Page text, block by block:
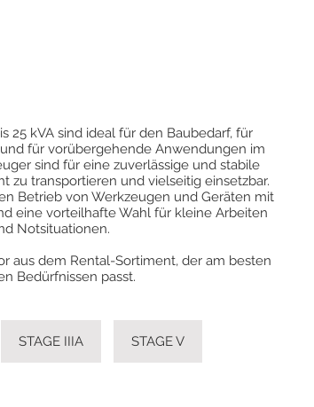
25 kVA sind ideal für den Baubedarf, für
für vorübergehende Anwendungen im
sind für eine zuverlässige und stabile
zu transportieren und vielseitig einsetzbar.
Betrieb von Werkzeugen und Geräten mit
eine vorteilhafte Wahl für kleine Arbeiten
Notsituationen.
aus dem Rental-Sortiment, der am besten
Bedürfnissen passt.
STAGE IIIA STAGE V